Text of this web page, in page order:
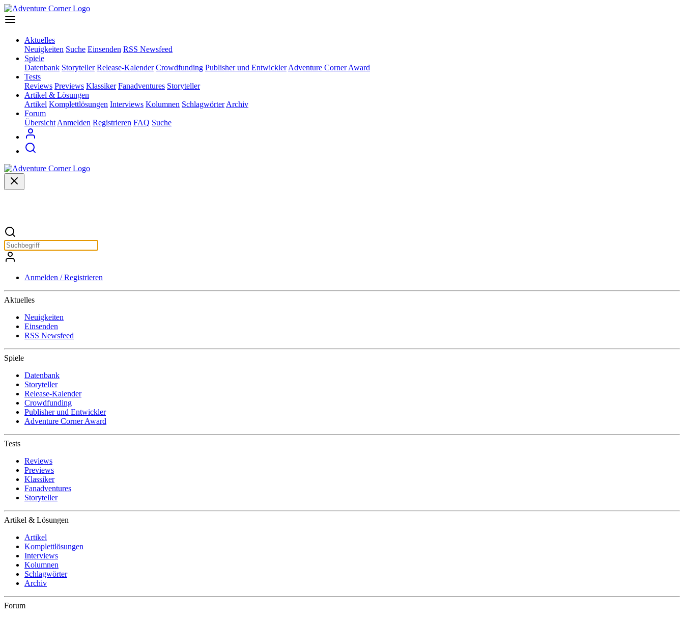
Aktuelles
Neuigkeiten Suche Einsenden RSS Newsfeed
Spiele
Datenbank Storyteller Release-Kalender Crowdfunding Publisher und Entwickler Adventure Corner Award
Tests
Reviews Previews Klassiker Fanadventures Storyteller
Artikel & Lösungen
Artikel Komplettlösungen Interviews Kolumnen Schlagwörter Archiv
Forum
Übersicht Anmelden Registrieren FAQ Suche
Anmelden / Registrieren
Aktuelles
Neuigkeiten
Einsenden
RSS Newsfeed
Spiele
Datenbank
Storyteller
Release-Kalender
Crowdfunding
Publisher und Entwickler
Adventure Corner Award
Tests
Reviews
Previews
Klassiker
Fanadventures
Storyteller
Artikel & Lösungen
Artikel
Komplettlösungen
Interviews
Kolumnen
Schlagwörter
Archiv
Forum